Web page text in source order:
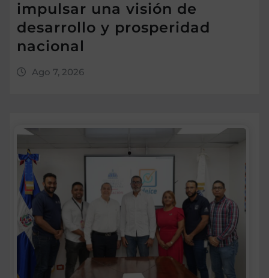
impulsar una visión de
desarrollo y prosperidad
nacional
Ago 7, 2026